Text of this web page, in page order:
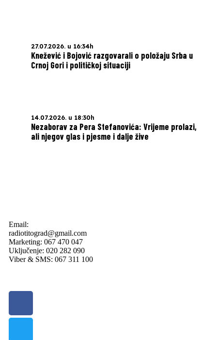
27.07.2026. u 16:34h
Knežević i Bojović razgovarali o položaju Srba u
Crnoj Gori i političkoj situaciji
14.07.2026. u 18:30h
Nezaborav za Pera Stefanovića: Vrijeme prolazi,
ali njegov glas i pjesme i dalje žive
Email:
radiotitograd@gmail.com
Marketing: 067 470 047
Uključenje: 020 282 090
Viber & SMS: 067 311 100